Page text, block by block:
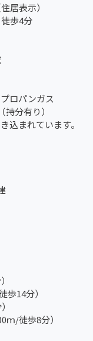
居表示）
歩4分
ロパンガス
分有り）
込まれています。
歩14分）
ｍ/徒歩8分）